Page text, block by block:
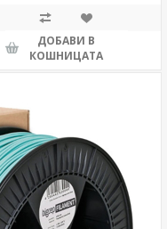
ДОБАВИ В
КОШНИЦАТА